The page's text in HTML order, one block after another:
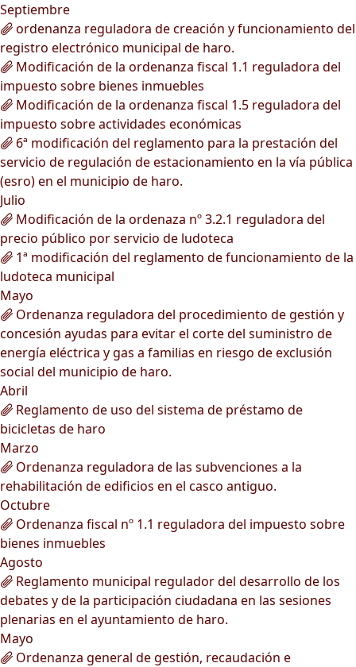
Septiembre
ordenanza reguladora de creación y funcionamiento del
registro electrónico municipal de haro.
Modificación de la ordenanza fiscal 1.1 reguladora del
impuesto sobre bienes inmuebles
Modificación de la ordenanza fiscal 1.5 reguladora del
impuesto sobre actividades económicas
6ª modificación del reglamento para la prestación del
servicio de regulación de estacionamiento en la vía pública
(esro) en el municipio de haro.
Julio
Modificación de la ordenaza nº 3.2.1 reguladora del
precio público por servicio de ludoteca
1ª modificación del reglamento de funcionamiento de la
ludoteca municipal
Mayo
Ordenanza reguladora del procedimiento de gestión y
concesión ayudas para evitar el corte del suministro de
energía eléctrica y gas a familias en riesgo de exclusión
social del municipio de haro.
Abril
Reglamento de uso del sistema de préstamo de
bicicletas de haro
Marzo
Ordenanza reguladora de las subvenciones a la
rehabilitación de edificios en el casco antiguo.
Octubre
Ordenanza fiscal nº 1.1 reguladora del impuesto sobre
bienes inmuebles
Agosto
Reglamento municipal regulador del desarrollo de los
debates y de la participación ciudadana en las sesiones
plenarias en el ayuntamiento de haro.
Mayo
Ordenanza general de gestión, recaudación e